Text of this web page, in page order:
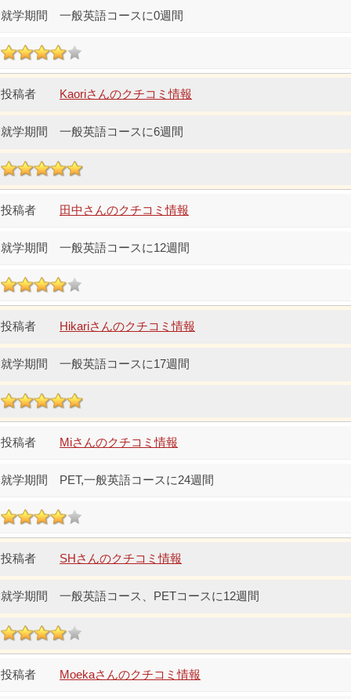
一般英語コースに0週間
Kaoriさんのクチコミ情報
一般英語コースに6週間
田中さんのクチコミ情報
一般英語コースに12週間
Hikariさんのクチコミ情報
一般英語コースに17週間
Miさんのクチコミ情報
PET,一般英語コースに24週間
SHさんのクチコミ情報
一般英語コース、PETコースに12週間
Moekaさんのクチコミ情報